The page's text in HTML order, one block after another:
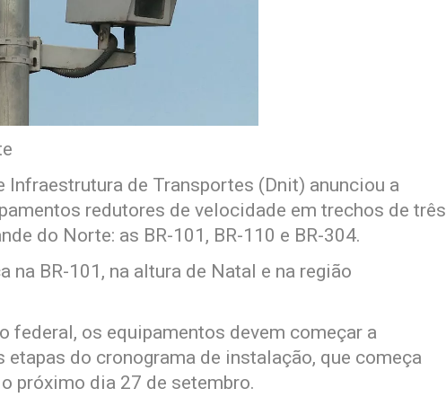
Infraestrutura de Transportes (Dnit) anunciou a
redutores de velocidade em trechos de três
do Norte: as BR-101, BR-110 e BR-304.
na BR-101, na altura de Natal e na região
federal, os equipamentos devem começar a
do cronograma de instalação, que começa
próximo dia 27 de setembro.